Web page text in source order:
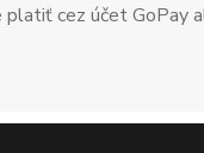
platiť cez účet GoPay